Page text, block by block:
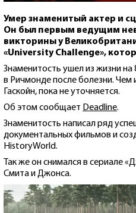
Умер знаменитый актер и
Он был первым ведущим
викторины у
«University Challenge»,
Знаменитость ушел из жизни
в Ричмонде после болезни.
Гаскойн, пока не уточняется.
Об этом сообщает Deadline.
Знаменитость написал ряд
документальных фильмов и
HistoryWorld.
Так же он снимался в сериале
Смита и Джонса.